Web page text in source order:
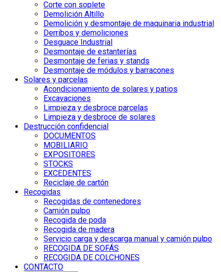
Corte con soplete
Demolición Altillo
Demolición y desmontaje de maquinaria industrial
Derribos y demoliciones
Desguace Industrial
Desmontaje de estanterías
Desmontaje de ferias y stands
Desmontaje de módulos y barracones
Solares y parcelas
Acondicionamiento de solares y patios
Excavaciones
Limpieza y desbroce parcelas
Limpieza y desbroce de solares
Destrucción confidencial
DOCUMENTOS
MOBILIARIO
EXPOSITORES
STOCKS
EXCEDENTES
Reciclaje de cartón
Recogidas
Recogidas de contenedores
Camión pulpo
Recogida de poda
Recogida de madera
Servicio carga y descarga manual y camión pulpo
RECOGIDA DE SOFÁS
RECOGIDA DE COLCHONES
CONTACTO